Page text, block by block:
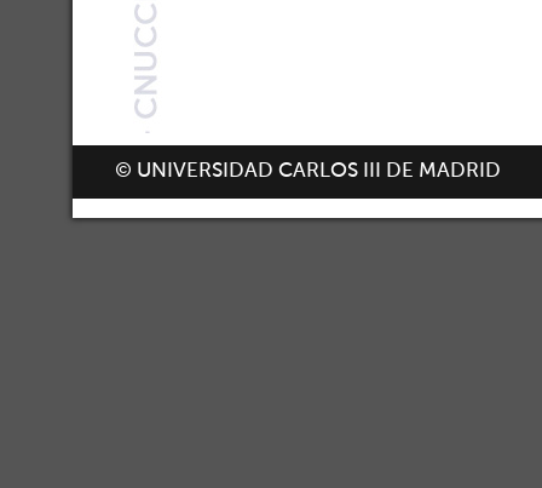
© UNIVERSIDAD CARLOS III DE MADRID